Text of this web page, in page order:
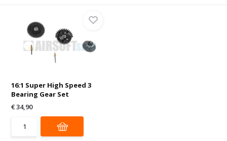
16:1 Super High Speed 3
Bearing Gear Set
€ 34,90